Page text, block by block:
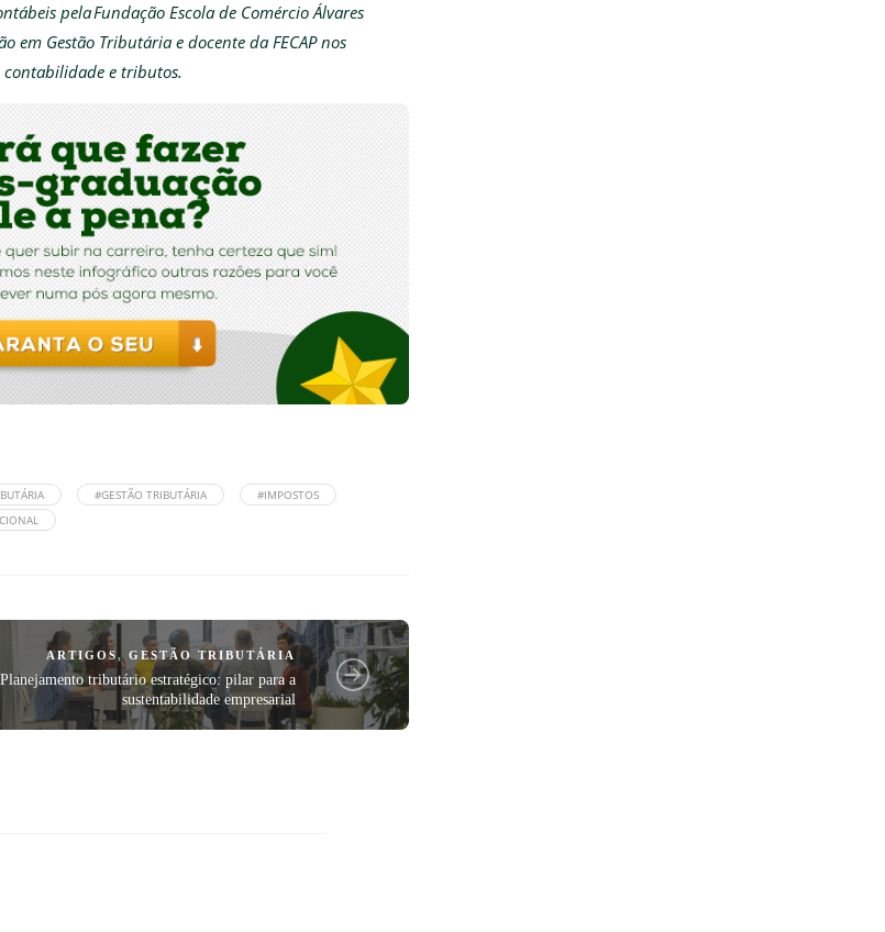
pela Fundação Escola de Comércio Álvares
em Gestão Tributária e docente da FECAP nos
contabilidade e tributos.
#GESTÃO TRIBUTÁRIA
#IMPOSTOS
ARTIGOS,GESTÃO TRIBUTÁRIA
Planejamento tributário estratégico: pilar para a
sustentabilidade empresarial